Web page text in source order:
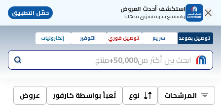
استكشف أحدث العروض
واستمتع بتجربة تسوّق مذهلة! حمّل التطبيق
توصيل بموعد سريع توصيل فوري التوفير إلكترونيات
ابحث بين أكثر من50,000+ منتج
المرشحات نوع تُعبأ بواسطة كارفور عروض